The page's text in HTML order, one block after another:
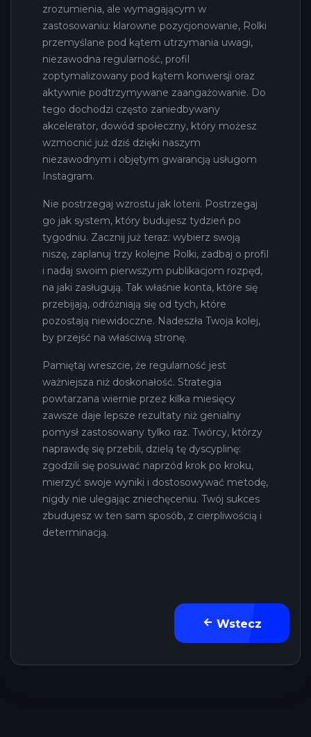
zrozumienia, ale wymagającym w
zastosowaniu: klarowne pozycjonowanie, Rolki
przemyślane pod kątem utrzymania uwagi,
niezawodna regularność, profil
zoptymalizowany pod kątem konwersji oraz
aktywnie podtrzymywane zaangażowanie. Do
tego dochodzi często zaniedbywany
akcelerator, dowód społeczny, który możesz
wzmocnić już dziś dzięki naszym
niezawodnym i objętym gwarancją usługom
Instagram.
Nie postrzegaj wzrostu jak loterii. Postrzegaj
go jak system, który budujesz tydzień po
tygodniu. Zacznij już teraz: wybierz swoją
niszę, zaplanuj trzy kolejne Rolki, zadbaj o profil
i nadaj swoim pierwszym publikacjom rozpęd,
na jaki zasługują. Tak właśnie konta, które się
przebijają, odróżniają się od tych, które
pozostają niewidoczne. Nadeszła Twoja kolej,
by przejść na właściwą stronę.
Pamiętaj wreszcie, że regularność jest
ważniejsza niż doskonałość. Strategia
powtarzana wiernie przez kilka miesięcy
zawsze daje lepsze rezultaty niż genialny
pomysł zastosowany tylko raz. Twórcy, którzy
naprawdę się przebili, dzielą tę dyscyplinę:
zgodzili się posuwać naprzód krok po kroku,
mierzyć swoje wyniki i dostosowywać metodę,
nigdy nie ulegając zniechęceniu. Twój sukces
zbudujesz w ten sam sposób, z cierpliwością i
determinacją.
Wstecz